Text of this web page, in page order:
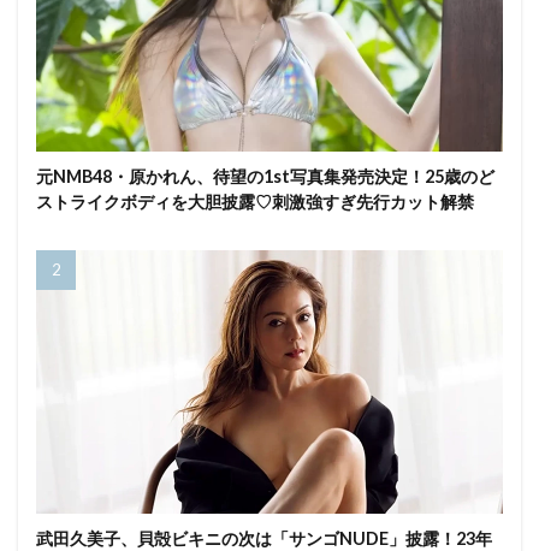
元NMB48・原かれん、待望の1st写真集発売決定！25歳のど
ストライクボディを大胆披露♡刺激強すぎ先行カット解禁
武田久美子、貝殻ビキニの次は「サンゴNUDE」披露！23年